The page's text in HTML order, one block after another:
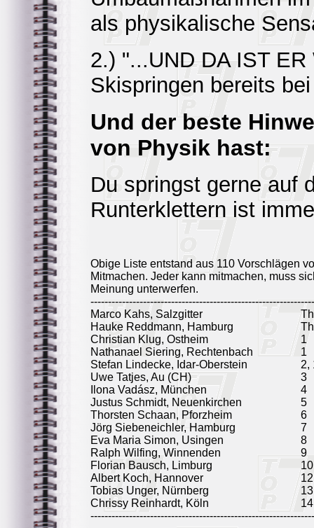
als physikalische
2.) "...UND DA IST
Skispringen bereits
Und der beste
von Physik hast:
Du springst gerne auf
Runterklettern ist
Obige Liste entstand aus 110 Vorschlägen
Mitmachen. Jeder kann mitmachen, muss
Meinung unterwerfen.
Marco Kahs, Salzgitter
Hauke Reddmann, Hamburg
Christian Klug, Ostheim
1
Nathanael Siering, Rechtenbach
1
Stefan Lindecke, Idar-Oberstein
2,
Uwe Tatjes, Au (CH)
3
Ilona Vadász, München
4
Justus Schmidt, Neuenkirchen
5
Thorsten Schaan, Pforzheim
6
Jörg Siebeneichler, Hamburg
7
Eva Maria Simon, Usingen
8
Ralph Wilfing, Winnenden
9
Florian Bausch, Limburg
10
Albert Koch, Hannover
12
Tobias Unger, Nürnberg
13
Chrissy Reinhardt, Köln
14